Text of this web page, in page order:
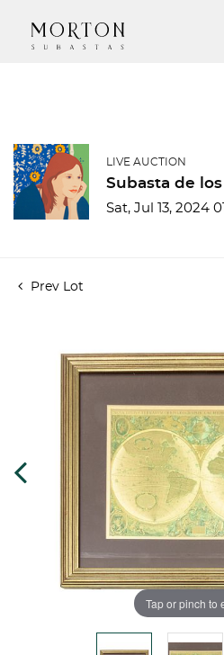
LIVE AUCTION
Subasta de
Sat, Jul 13, 2024
Prev Lot
Tap or pinch to